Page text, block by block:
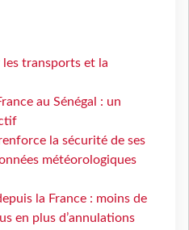
les transports et la
au Sénégal : un
la sécurité de ses
météorologiques
la France : moins de
en plus d’annulations